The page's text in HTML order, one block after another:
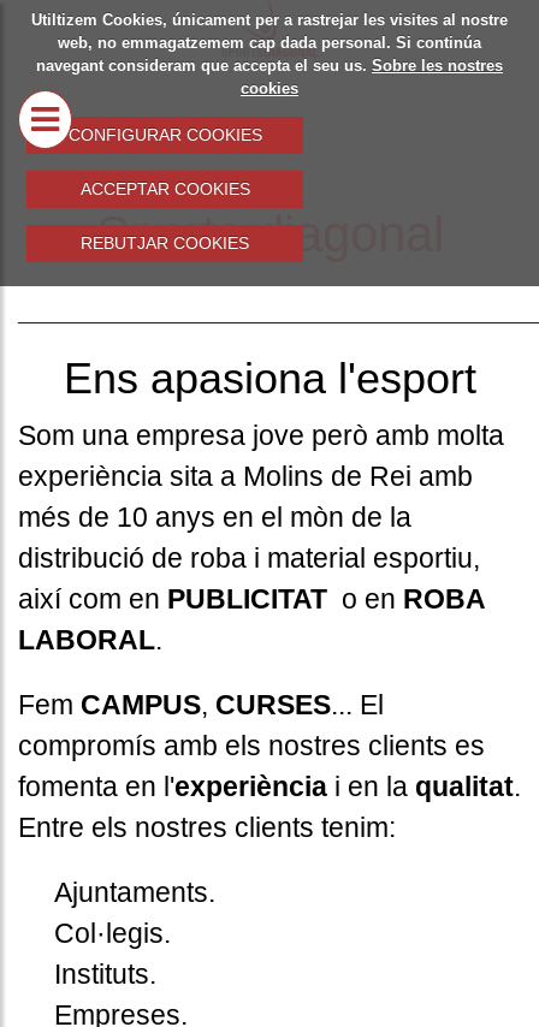
Utiltizem Cookies, únicament per a rastrejar les visites al nostre
web, no emmagatzemem cap dada personal. Si continúa
navegant consideram que accepta el seu us. Sobre les nostres
cookies
CONFIGURAR COOKIES
ACCEPTAR COOKIES
REBUTJAR COOKIES
SOBRE
NOSALTRES
Sports diagonal
Ens apasiona l'esport
Som una empresa jove però amb molta
experiència sita a Molins de Rei amb
més de 10 anys en el mòn de la
distribució de roba i material esportiu,
així com en PUBLICITAT o en ROBA
LABORAL.
Fem CAMPUS, CURSES... El
compromís amb els nostres clients es
fomenta en l'experiència i en la qualitat.
Entre els nostres clients tenim:
Ajuntaments.
Col·legis.
Instituts.
Empreses.